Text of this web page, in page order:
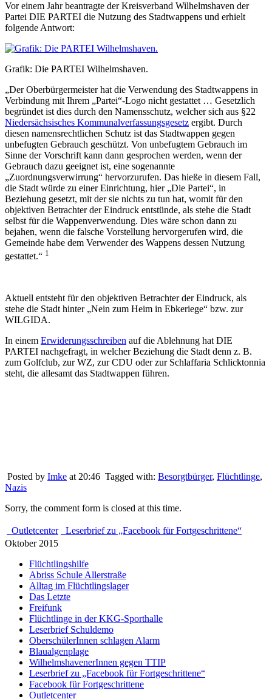
Vor einem Jahr beantragte der Kreisverband Wilhelmshaven der
Partei DIE PARTEI die Nutzung des Stadtwappens und erhielt
folgende Antwort:
Grafik: Die PARTEI Wilhelmshaven.
„Der Oberbürgermeister hat die Verwendung des Stadtwappens in
Verbindung mit Ihrem „Partei“-Logo nicht gestattet … Gesetzlich
begründet ist dies durch den Namensschutz, welcher sich aus §22
Niedersächsisches Kommunalverfassungsgesetz ergibt. Durch
diesen namensrechtlichen Schutz ist das Stadtwappen gegen
unbefugten Gebrauch geschützt. Von unbefugtem Gebrauch im
Sinne der Vorschrift kann dann gesprochen werden, wenn der
Gebrauch dazu geeignet ist, eine sogenannte
„Zuordnungsverwirrung“ hervorzurufen. Das hieße in diesem Fall,
die Stadt würde zu einer Einrichtung, hier „Die Partei“, in
Beziehung gesetzt, mit der sie nichts zu tun hat, womit für den
objektiven Betrachter der Eindruck entstünde, als stehe die Stadt
selbst für die Wappenverwendung. Dies wäre schon dann zu
bejahen, wenn die falsche Vorstellung hervorgerufen wird, die
Gemeinde habe dem Verwender des Wappens dessen Nutzung
gestattet.“ 1
Aktuell entsteht für den objektiven Betrachter der Eindruck, als
stehe die Stadt hinter „Nein zum Heim in Ebkeriege“ bzw. zur
WILGIDA.
In einem Erwiderungsschreiben auf die Ablehnung hat DIE
PARTEI nachgefragt, in welcher Beziehung die Stadt denn z. B.
zum Golfclub, zur WZ, zur CDU oder zur Schlaffaria Schlicktonnia
steht, die allesamt das Stadtwappen führen.
Posted by Imke at 20:46 Tagged with: Besorgtbürger, Flüchtlinge,
Nazis
Sorry, the comment form is closed at this time.
Outletcenter
Leserbrief zu „Facebook für Fortgeschrittene“
Oktober 2015
Flüchtlingshilfe
Abriss Schule Allerstraße
Alltag im Flüchtlingslager
Das Letzte
Freifunk
Flüchtlinge in der KKG-Sporthalle
Leserbrief Schuldemo
OberschülerInnen schlagen Alarm
Blaualgenplage
WilhelmshavenerInnen gegen TTIP
Leserbrief zu „Facebook für Fortgeschrittene“
Facebook für Fortgeschrittene
Outletcenter